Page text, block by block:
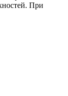
При